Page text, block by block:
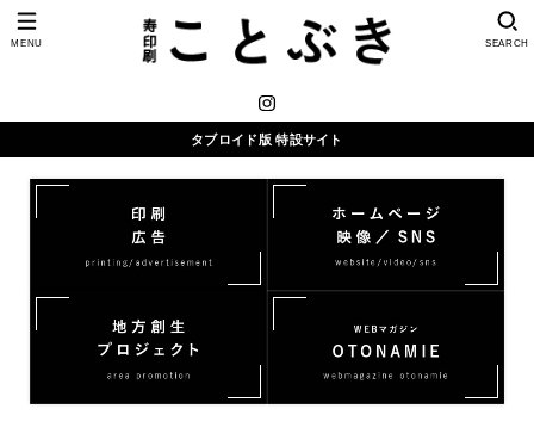
SEARCH
MENU
タブロイド版 特設サイト